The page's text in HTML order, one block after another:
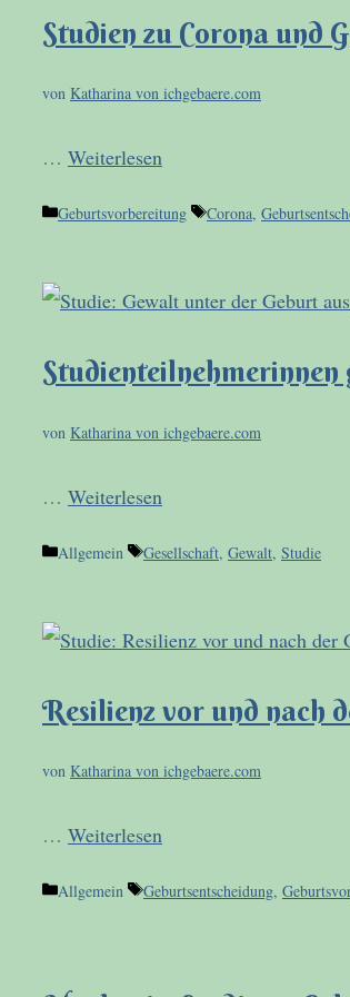
Studien zu Corona und
von Katharina von ichgebaere.com
… Weiterlesen
Kategorien
Geburtsvorbereitung Schlagwörter
Corona,
von Katharina von ichgebaere.com
… Weiterlesen
Kategorien
Allgemein Schlagwörter
Gesellschaft, Gewalt, Studie
Resilienz vor und nach
von Katharina von ichgebaere.com
… Weiterlesen
Kategorien
Allgemein Schlagwörter
Geburtsentscheidung,